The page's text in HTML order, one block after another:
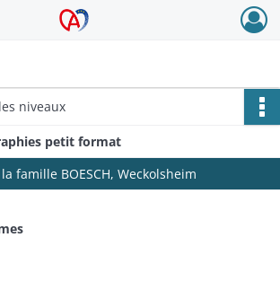
Archives Alsace - Colmar
niveaux
petit format
famille BOESCH, Weckolsheim